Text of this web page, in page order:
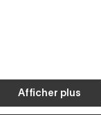
Afficher plus